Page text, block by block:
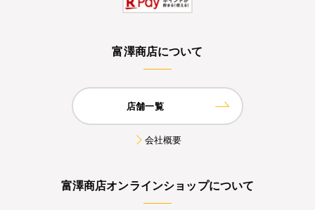
富澤商店について
店舗一覧
会社概要
富澤商店オンラインショップについて